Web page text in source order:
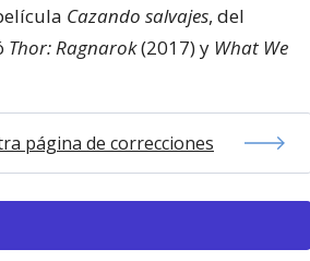
Cazando salvajes, del
Thor: Ragnarok(2017) y What We
página de correcciones